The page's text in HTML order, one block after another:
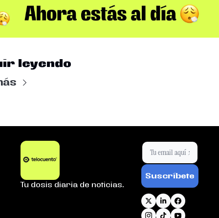
leyendo
Tu dosis diaria de noticias.
Suscríbete